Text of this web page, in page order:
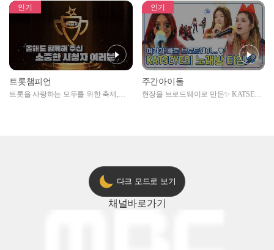
자아이돌편 예고
못한 곳에서 일어나는 불법촬영 범죄!
인기
트롯챔피언
트롯을 사랑하는 모두를 위한 축제,
인기
주간아이돌
현장을 브로드웨이로 만든✨ KATSEYE
다크 모드로 보기
채널바로가기